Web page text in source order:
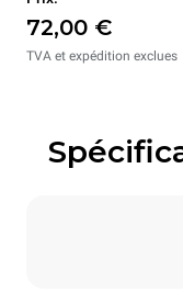
72,00 €
TVA et expédition exclues